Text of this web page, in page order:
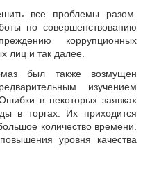
все проблемы разом.
по совершенствованию
коррупционных
лиц и так далее.
был также возмущен
изучением
в некоторых заявках
в торгах. Их приходится
количество времени.
уровня качества